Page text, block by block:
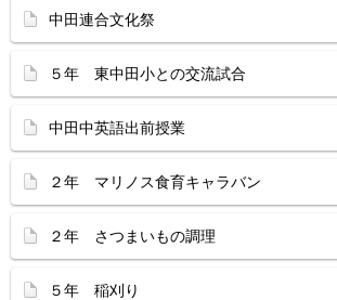
中田連合文化祭
５年 東中田小との交流試合
中田中英語出前授業
２年 マリノス食育キャラバン
２年 さつまいもの調理
５年 稲刈り